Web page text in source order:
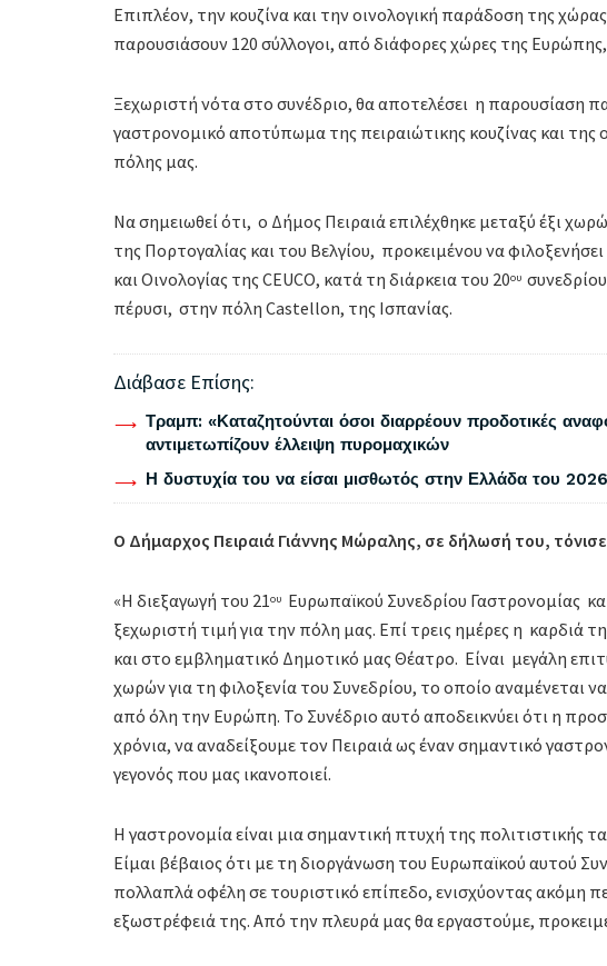
Επιπλέον, την κουζίνα και την οινολογική παράδοση της
παρουσιάσουν 120 σύλλογοι, από διάφορες χώρες της
Ξεχωριστή νότα στο συνέδριο, θα αποτελέσει η παρουσίαση
γαστρονομικό αποτύπωμα της πειραιώτικης κουζίνας και της
πόλης μας.
Να σημειωθεί ότι, ο Δήμος Πειραιά επιλέχθηκε μεταξύ έξι
της Πορτογαλίας και του Βελγίου, προκειμένου να φιλοξενήσει
και Οινολογίας της CEUCO, κατά τη διάρκεια του 20ου
πέρυσι, στην πόλη Castellon, της Ισπανίας.
Διάβασε Επίσης:
Τραμπ: «Καταζητούνται όσοι διαρρέουν προδοτικές
αντιμετωπίζουν έλλειψη πυρομαχικών
Η δυστυχία του να είσαι μισθωτός στην Ελλάδα του 2026
Ο Δήμαρχος Πειραιά Γιάννης Μώραλης, σε δήλωσή του,
«Η διεξαγωγή του 21ου Ευρωπαϊκού Συνεδρίου Γαστρονομίας
ξεχωριστή τιμή για την πόλη μας. Επί τρεις ημέρες η καρδιά
και στο εμβληματικό Δημοτικό μας Θέατρο. Είναι μεγάλη
χωρών για τη φιλοξενία του Συνεδρίου, το οποίο αναμένεται
από όλη την Ευρώπη. Το Συνέδριο αυτό αποδεικνύει ότι η
χρόνια, να αναδείξουμε τον Πειραιά ως έναν σημαντικό
γεγονός που μας ικανοποιεί.
Η γαστρονομία είναι μια σημαντική πτυχή της πολιτιστικής
Είμαι βέβαιος ότι με τη διοργάνωση του Ευρωπαϊκού αυτού
πολλαπλά οφέλη σε τουριστικό επίπεδο, ενισχύοντας ακόμη
εξωστρέφειά της. Από την πλευρά μας θα εργαστούμε,